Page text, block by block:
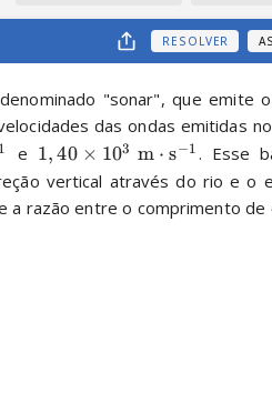
RESOLVER
"sonar", que emite
das ondas emitidas
1 e 1, 40 × 103 m ⋅ s−1 . Esse
vertical através do rio e o
a razão entre o comprimento de